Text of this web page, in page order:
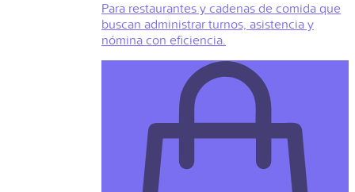
Para restaurantes y cadenas de comida que
buscan administrar turnos, asistencia y
nómina con eficiencia.